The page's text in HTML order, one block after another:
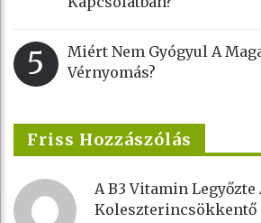
5
Miért Nem Gyógyul A
Vérnyomás?
Friss Hozzászólás
A B3 Vitamin Legyőzte
Koleszterincsökkentő